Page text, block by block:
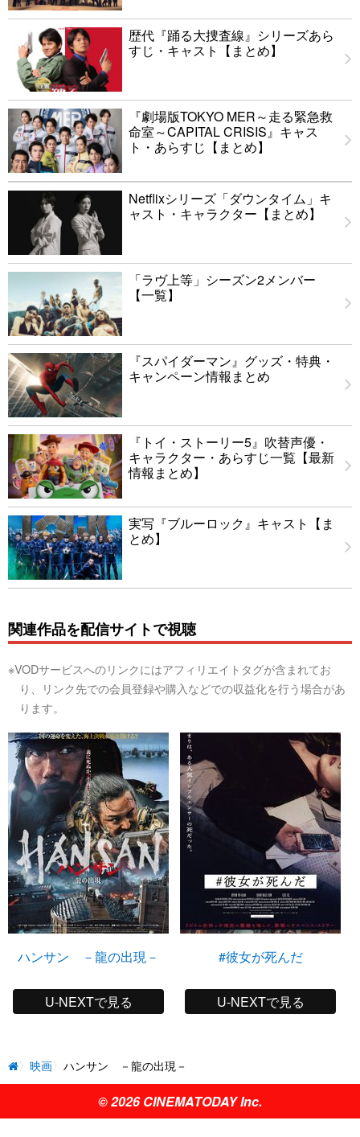
歴代『踊る大捜査線』シリーズあら
すじ・キャスト【まとめ】
『劇場版TOKYO MER～走る緊急救
命室～CAPITAL CRISIS』キャス
ト・あらすじ【まとめ】
Netflixシリーズ「ダウンタイム」キ
ャスト・キャラクター【まとめ】
「ラヴ上等」シーズン2メンバー
【一覧】
『スパイダーマン』グッズ・特典・
キャンペーン情報まとめ
『トイ・ストーリー5』吹替声優・
キャラクター・あらすじ一覧【最新
情報まとめ】
実写『ブルーロック』キャスト【ま
とめ】
関連作品を配信サイトで視聴
※VODサービスへのリンクにはアフィリエイトタグが含まれてお
り、リンク先での会員登録や購入などでの収益化を行う場合があ
ります。
ハンサン －龍の出現－
U-NEXTで見る
#彼女が死んだ
U-NEXTで見る
映画 ハンサン －龍の出現－
© 2026 CINEMATODAY Inc.